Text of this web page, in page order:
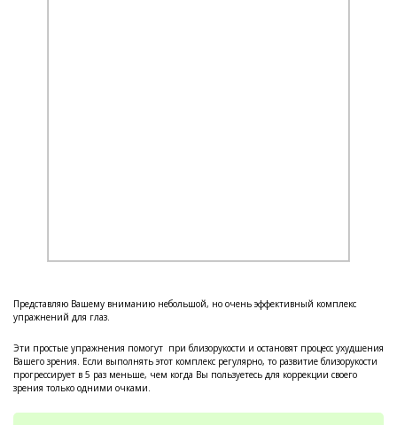
Представляю Вашему вниманию небольшой, но очень эффективный комплекс
упражнений для глаз.
Эти простые упражнения помогут при близорукости и остановят процесс ухудшения
Вашего зрения. Если выполнять этот комплекс регулярно, то развитие близорукости
прогрессирует в 5 раз меньше, чем когда Вы пользуетесь для коррекции своего
зрения только одними очками.